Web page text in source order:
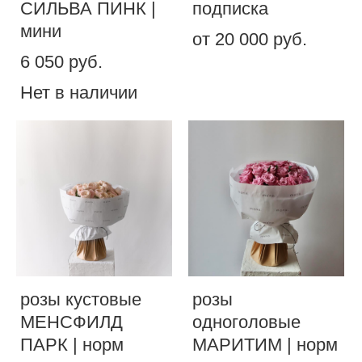
СИЛЬВА ПИНК |
мини
6 050 pуб.
Нет в наличии
подписка
от 20 000 pуб.
розы кустовые
МЕНСФИЛД
ПАРК | норм
розы
одноголовые
МАРИТИМ | норм